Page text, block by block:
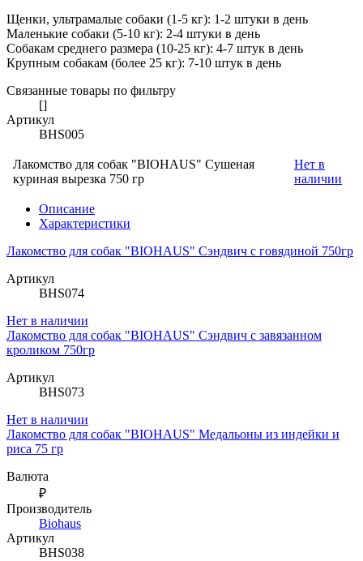
Щенки, ультрамалые собаки (1-5 кг): 1-2 штуки в день
Маленькие собаки (5-10 кг): 2-4 штуки в день
Собакам среднего размера (10-25 кг): 4-7 штук в день
Крупным собакам (более 25 кг): 7-10 штук в день
Связанные товары по фильтру
[]
Артикул
BHS005
Лакомство для собак "BIOHAUS" Cушеная
куриная вырезка 750 гр
Нет в
наличии
Описание
Характеристики
Лакомство для собак "BIOHAUS" Сэндвич с говядиной 750гр
Артикул
BHS074
Нет в наличии
Лакомство для собак "BIOHAUS" Сэндвич с завязанном
кроликом 750гр
Артикул
BHS073
Нет в наличии
Лакомство для собак "BIOHAUS" Медальоны из индейки и
риса 75 гр
Валюта
₽
Производитель
Biohaus
Артикул
BHS038